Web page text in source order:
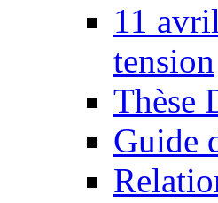
11
tension
Thèse
Guide